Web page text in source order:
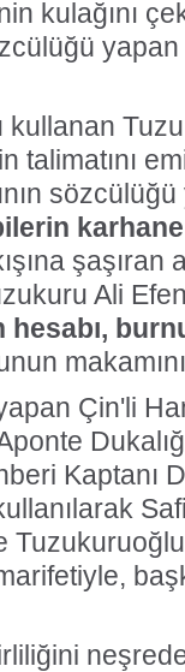
kulağını
yapan
kullanan
talimatını
Ali
Çin'li
Kaptanı